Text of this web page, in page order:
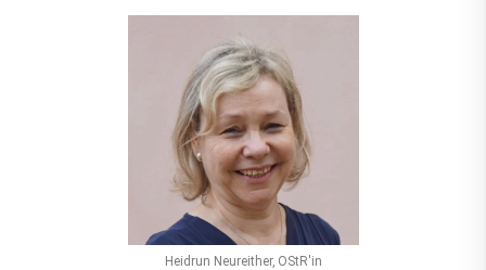
Heidrun Neureither, OStR'in